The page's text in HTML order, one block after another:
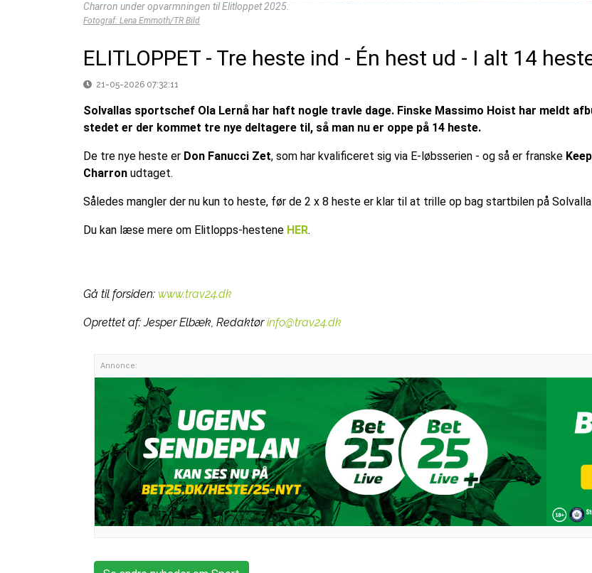
Charron under opvarmningen til Elitloppet 2025.
Fotograf: Lena Emmoth/TR Bild
ELITLOPPET - Tre heste ind - Én hest ud - I alt 14
21-05-2026 07:32:11
Solvallas sportschef Ola Lernå har haft nogle travle dage. Finske Massimo Hoist har meldt
stedet er der kommet tre nye deltagere til, så man nu er oppe på 14 heste.
De tre nye heste er Don Fanucci Zet, som har kvalificeret sig via E-løbsserien - og så er franske
Charron udtaget.
Således mangler der nu kun to heste, før de 2 x 8 heste er klar til at trille op bag startbilen på Solvalla
Du kan læse mere om Elitlopps-hestene HER.
Gå til forsiden: www.trav24.dk
Oprettet af:Jesper Elbæk, Redaktør info@trav24.dk
Annonce: